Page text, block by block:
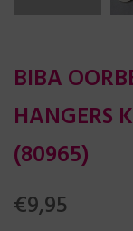
BIBA
HANGERS
(80965)
€9,95